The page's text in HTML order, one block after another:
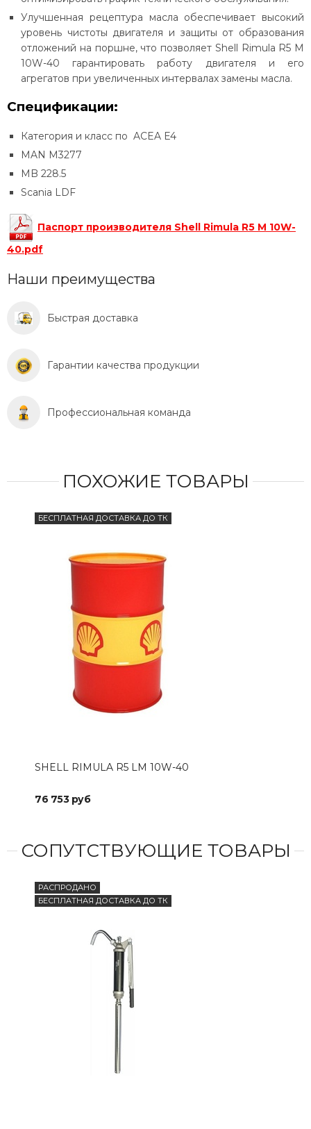
Улучшенная рецептура масла обеспечивает высокий
уровень чистоты двигателя и защиты от образования
отложений на поршне, что позволяет Shell Rimula R5 M
10W-40 гарантировать работу двигателя и его
агрегатов при увеличенных интервалах замены масла.
Спецификации:
Категория и класс по ACEA E4
MAN M3277
MB 228.5
Scania LDF
Паспорт производителя Shell Rimula R5 M 10W-
40.pdf
Наши преимущества
Быстрая доставка
Гарантии качества продукции
Профессиональная команда
ПОХОЖИЕ ТОВАРЫ
БЕСПЛАТНАЯ ДОСТАВКА ДО ТК
SHELL RIMULA R5 LM 10W-40
76 753 руб
СОПУТСТВУЮЩИЕ ТОВАРЫ
РАСПРОДАНО
БЕСПЛАТНАЯ ДОСТАВКА ДО ТК